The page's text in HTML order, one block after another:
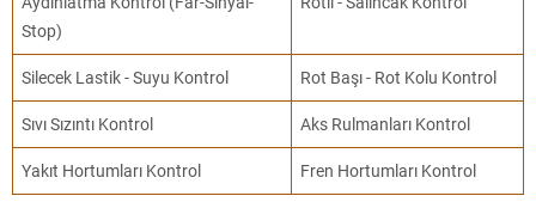
Stop)
Silecek Lastik - Suyu Kontrol Rot Başı - Rot Kolu Kontrol
Sıvı Sızıntı Kontrol Aks Rulmanları Kontrol
Yakıt Hortumları Kontrol Fren Hortumları Kontrol